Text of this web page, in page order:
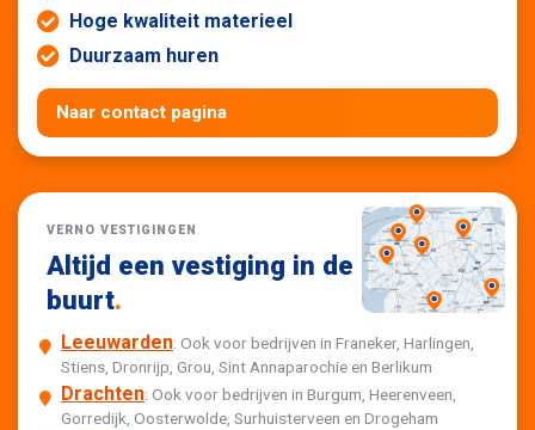
Hoge kwaliteit materieel
Duurzaam huren
Naar contact pagina
VERNO VESTIGINGEN
Altijd een vestiging in de
buurt.
Leeuwarden: Ook voor bedrijven in Franeker, Harlingen,
Stiens, Dronrijp, Grou, Sint Annaparochie en Berlikum
Drachten: Ook voor bedrijven in Burgum, Heerenveen,
Gorredijk, Oosterwolde, Surhuisterveen en Drogeham